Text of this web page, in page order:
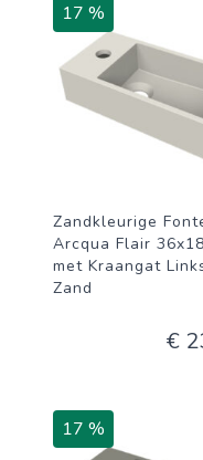
17 %
Zandkleurige
Arcqua Flair
met Kraangat
Zand
€
17 %